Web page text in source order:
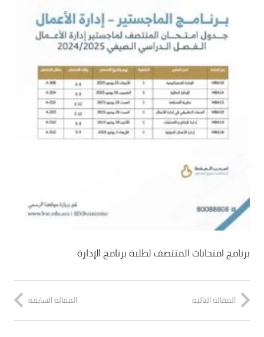
برنامج امتحانات المنتصف لطلبة برنامج الإدارة
المقالة السابقة المقالة التالية